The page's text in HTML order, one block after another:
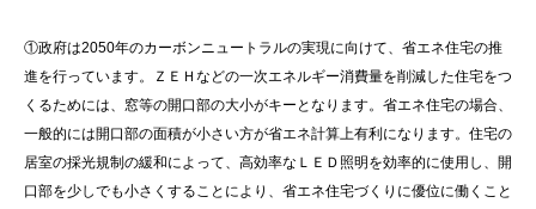
①政府は2050年のカーボンニュートラルの実現に向けて、省エネ住宅の推
進を行っています。ＺＥＨなどの一次エネルギー消費量を削減した住宅をつ
くるためには、窓等の開口部の大小がキーとなります。省エネ住宅の場合、
一般的には開口部の面積が小さい方が省エネ計算上有利になります。住宅の
居室の採光規制の緩和によって、高効率なＬＥＤ照明を効率的に使用し、開
口部を少しでも小さくすることにより、省エネ住宅づくりに優位に働くこと